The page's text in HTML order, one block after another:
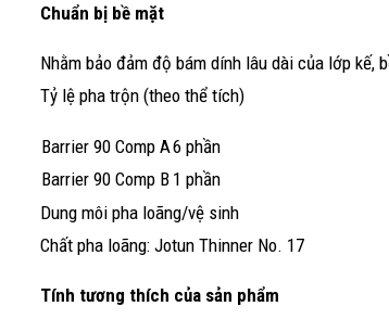
Chuẩn bị bề mặt
Nhằm bảo đảm độ bám dính lâu dài của lớp kế,
Tỷ lệ pha trộn (theo thể tích)
Barrier 90 Comp A
Barrier 90 Comp B
6 phần
1 phần
Dung môi pha loãng/vệ sinh
Chất pha loãng: Jotun Thinner No. 17
Tính tương thích của sản phẩm